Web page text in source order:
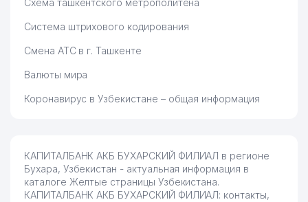
Схема ташкентского метрополитена
Система штрихового кодирования
Смена АТС в г. Ташкенте
Валюты мира
Коронавирус в Узбекистане – общая информация
КАПИТАЛБАНК АКБ БУХАРСКИЙ ФИЛИАЛ в регионе
Бухара, Узбекистан - актуальная информация в
каталоге Желтые страницы Узбекистана.
КАПИТАЛБАНК АКБ БУХАРСКИЙ ФИЛИАЛ: контакты,